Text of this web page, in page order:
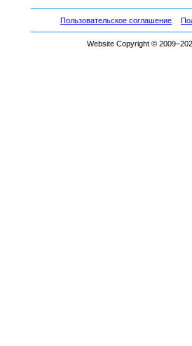
Пользовательское соглашение
Website Copyright ©